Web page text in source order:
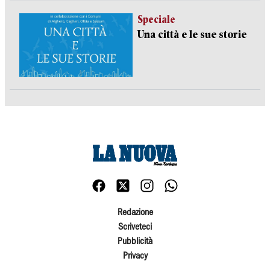
Speciale
Una città e le sue storie
Redazione
Scriveteci
Pubblicità
Privacy